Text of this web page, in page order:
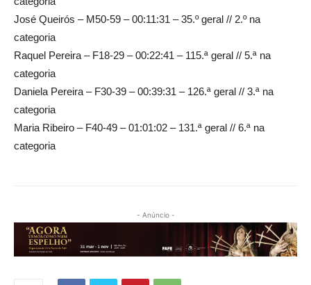
José Queirós – M50-59 – 00:11:31 – 35.º geral // 2.º na
categoria
Raquel Pereira – F18-29 – 00:22:41 – 115.ª geral // 5.ª na
categoria
Daniela Pereira – F30-39 – 00:39:31 – 126.ª geral // 3.ª na
categoria
Maria Ribeiro – F40-49 – 01:01:02 – 131.ª geral // 6.ª na
categoria
- Anúncio -